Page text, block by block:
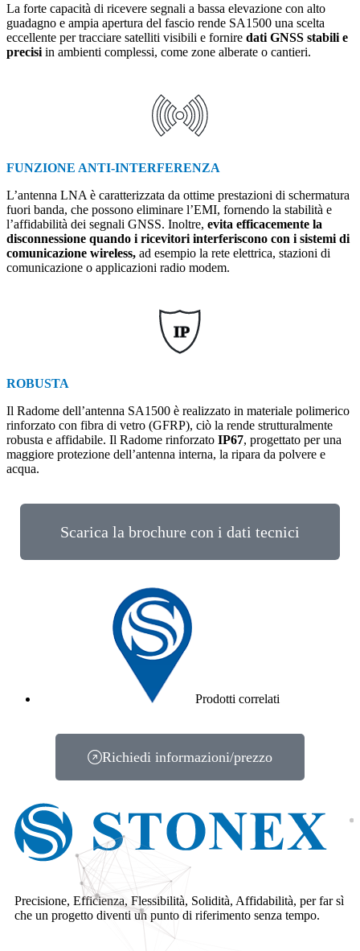
La forte capacità di ricevere segnali a bassa elevazione con alto
guadagno e ampia apertura del fascio rende SA1500 una scelta
eccellente per tracciare satelliti visibili e fornire dati GNSS stabili e
precisi in ambienti complessi, come zone alberate o cantieri.
FUNZIONE ANTI-INTERFERENZA
L’antenna LNA è caratterizzata da ottime prestazioni di schermatura
fuori banda, che possono eliminare l’EMI, fornendo la stabilità e
l’affidabilità dei segnali GNSS. Inoltre, evita efficacemente la
disconnessione quando i ricevitori interferiscono con i sistemi di
comunicazione wireless, ad esempio la rete elettrica, stazioni di
comunicazione o applicazioni radio modem.
IP
ROBUSTA
Il Radome dell’antenna SA1500 è realizzato in materiale polimerico
rinforzato con fibra di vetro (GFRP), ciò la rende strutturalmente
robusta e affidabile. Il Radome rinforzato IP67, progettato per una
maggiore protezione dell’antenna interna, la ripara da polvere e
acqua.
Scarica la brochure con i dati tecnici
Prodotti correlati
Richiedi informazioni/prezzo
Precisione, Efficienza, Flessibilità, Solidità, Affidabilità, per far sì
che un progetto diventi un punto di riferimento senza tempo.